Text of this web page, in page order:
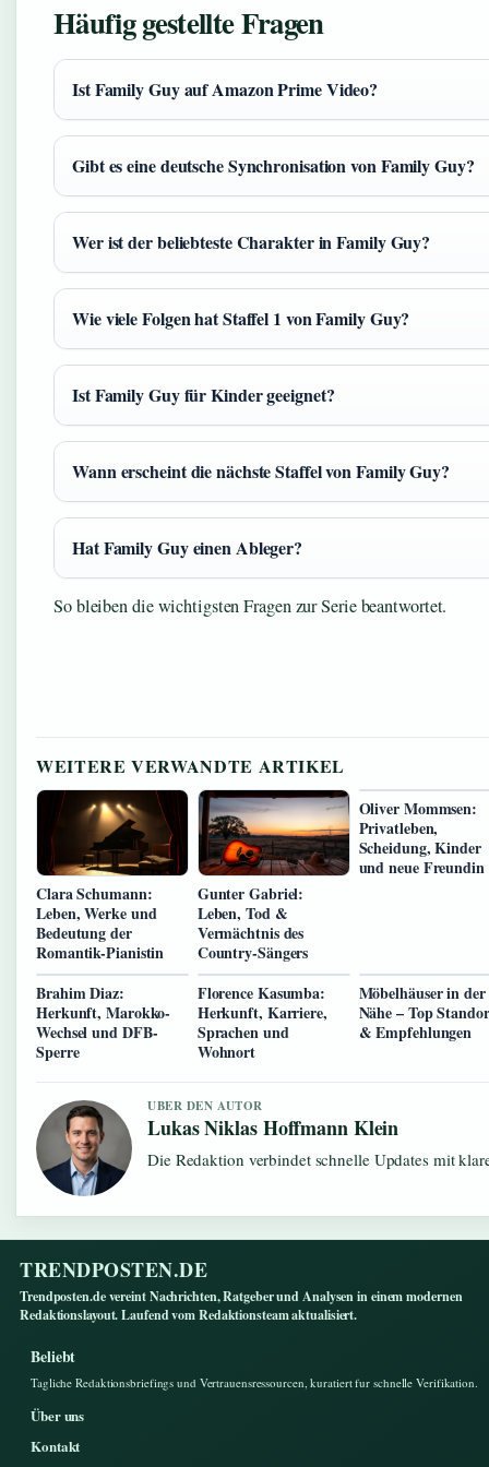
Häufig gestellte Fragen
Ist Family Guy auf Amazon Prime Video?
Gibt es eine deutsche Synchronisation von Family Guy?
Wer ist der beliebteste Charakter in Family Guy?
Wie viele Folgen hat Staffel 1 von Family Guy?
Ist Family Guy für Kinder geeignet?
Wann erscheint die nächste Staffel von Family Guy?
Hat Family Guy einen Ableger?
So bleiben die wichtigsten Fragen zur Serie beantwortet.
WEITERE VERWANDTE ARTIKEL
Clara Schumann:
Leben, Werke und
Bedeutung der
Romantik-Pianistin
Gunter Gabriel:
Leben, Tod &
Vermächtnis des
Country-Sängers
Oliver Mommsen:
Privatleben,
Scheidung, Kinder
und neue Freundin
Brahim Diaz:
Herkunft, Marokko-
Wechsel und DFB-
Sperre
Florence Kasumba:
Herkunft, Karriere,
Sprachen und
Wohnort
Möbelhäuser in der
Nähe – Top
& Empfehlungen
UBER DEN AUTOR
Lukas Niklas Hoffmann Klein
Die Redaktion verbindet schnelle Updates mit
TRENDPOSTEN.DE
Trendposten.de vereint Nachrichten, Ratgeber und Analysen in einem modernen
Redaktionslayout. Laufend vom Redaktionsteam aktualisiert.
Beliebt
Tagliche Redaktionsbriefings und Vertrauensressourcen, kuratiert fur schnelle Verifikation.
Über uns
Kontakt